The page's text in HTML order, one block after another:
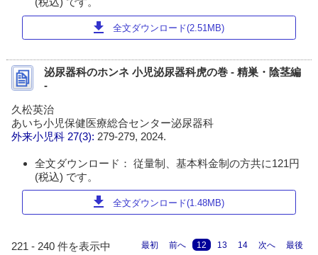
download 全文ダウンロード(2.51MB)
泌尿器科のホンネ 小児泌尿器科虎の巻 - 精巣・陰茎編
-
久松英治
あいち小児保健医療総合センター泌尿器科
外来小児科 27(3): 279-279, 2024.
全文ダウンロード： 従量制、基本料金制の方共に121円
(税込) です。
download 全文ダウンロード(1.48MB)
221 - 240 件を表示中 最初 前へ 12 13 14 次へ 最後